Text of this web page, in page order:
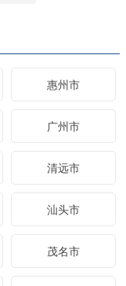
惠州市
广州市
清远市
汕头市
茂名市